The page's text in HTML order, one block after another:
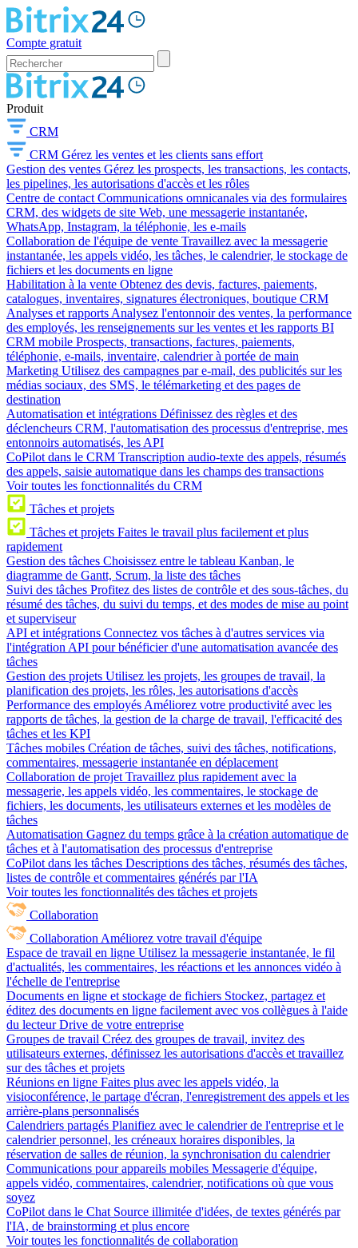
Compte gratuit
Produit
CRM
CRM Gérez les ventes et les clients sans effort
Gestion des ventes Gérez les prospects, les transactions, les contacts,
les pipelines, les autorisations d'accès et les rôles
Centre de contact Communications omnicanales via des formulaires
CRM, des widgets de site Web, une messagerie instantanée,
WhatsApp, Instagram, la téléphonie, les e-mails
Collaboration de l'équipe de vente Travaillez avec la messagerie
instantanée, les appels vidéo, les tâches, le calendrier, le stockage de
fichiers et les documents en ligne
Habilitation à la vente Obtenez des devis, factures, paiements,
catalogues, inventaires, signatures électroniques, boutique CRM
Analyses et rapports Analysez l'entonnoir des ventes, la performance
des employés, les renseignements sur les ventes et les rapports BI
CRM mobile Prospects, transactions, factures, paiements,
téléphonie, e-mails, inventaire, calendrier à portée de main
Marketing Utilisez des campagnes par e-mail, des publicités sur les
médias sociaux, des SMS, le télémarketing et des pages de
destination
Automatisation et intégrations Définissez des règles et des
déclencheurs CRM, l'automatisation des processus d'entreprise, mes
entonnoirs automatisés, les API
CoPilot dans le CRM Transcription audio-texte des appels, résumés
des appels, saisie automatique dans les champs des transactions
Voir toutes les fonctionnalités du CRM
Tâches et projets
Tâches et projets Faites le travail plus facilement et plus
rapidement
Gestion des tâches Choisissez entre le tableau Kanban, le
diagramme de Gantt, Scrum, la liste des tâches
Suivi des tâches Profitez des listes de contrôle et des sous-tâches, du
résumé des tâches, du suivi du temps, et des modes de mise au point
et superviseur
API et intégrations Connectez vos tâches à d'autres services via
l'intégration API pour bénéficier d'une automatisation avancée des
tâches
Gestion des projets Utilisez les projets, les groupes de travail, la
planification des projets, les rôles, les autorisations d'accès
Performance des employés Améliorez votre productivité avec les
rapports de tâches, la gestion de la charge de travail, l'efficacité des
tâches et les KPI
Tâches mobiles Création de tâches, suivi des tâches, notifications,
commentaires, messagerie instantanée en déplacement
Collaboration de projet Travaillez plus rapidement avec la
messagerie, les appels vidéo, les commentaires, le stockage de
fichiers, les documents, les utilisateurs externes et les modèles de
tâches
Automatisation Gagnez du temps grâce à la création automatique de
tâches et à l'automatisation des processus d'entreprise
CoPilot dans les tâches Descriptions des tâches, résumés des tâches,
listes de contrôle et commentaires générés par l'IA
Voir toutes les fonctionnalités des tâches et projets
Collaboration
Collaboration Améliorez votre travail d'équipe
Espace de travail en ligne Utilisez la messagerie instantanée, le fil
d'actualités, les commentaires, les réactions et les annonces vidéo à
l'échelle de l'entreprise
Documents en ligne et stockage de fichiers Stockez, partagez et
éditez des documents en ligne facilement avec vos collègues à l'aide
du lecteur Drive de votre entreprise
Groupes de travail Créez des groupes de travail, invitez des
utilisateurs externes, définissez les autorisations d'accès et travaillez
sur des tâches et projets
Réunions en ligne Faites plus avec les appels vidéo, la
visioconférence, le partage d'écran, l'enregistrement des appels et les
arrière-plans personnalisés
Calendriers partagés Planifiez avec le calendrier de l'entreprise et le
calendrier personnel, les créneaux horaires disponibles, la
réservation de salles de réunion, la synchronisation du calendrier
Communications pour appareils mobiles Messagerie d'équipe,
appels vidéo, commentaires, calendrier, notifications où que vous
soyez
CoPilot dans le Chat Source illimitée d'idées, de textes générés par
l'IA, de brainstorming et plus encore
Voir toutes les fonctionnalités de collaboration